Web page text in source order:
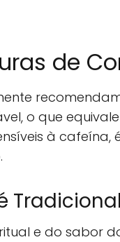
de
o que
à
Tradicional
e do sabor